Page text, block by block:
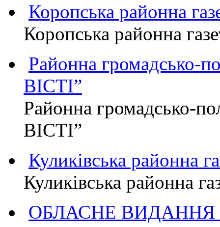
Коропська районна
Коропська районна
Районна громадсько-
ВІСТІ”
Районна громадсько-
ВІСТІ”
Куликівська районна
Куликівська районна
ОБЛАСНЕ ВИДАННЯ